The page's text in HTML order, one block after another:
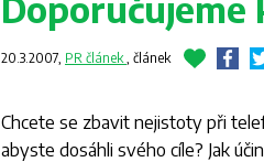
20.3.2007, PR článek, článek
Chcete se zbavit nejistoty při
abyste dosáhli svého cíle? Jak